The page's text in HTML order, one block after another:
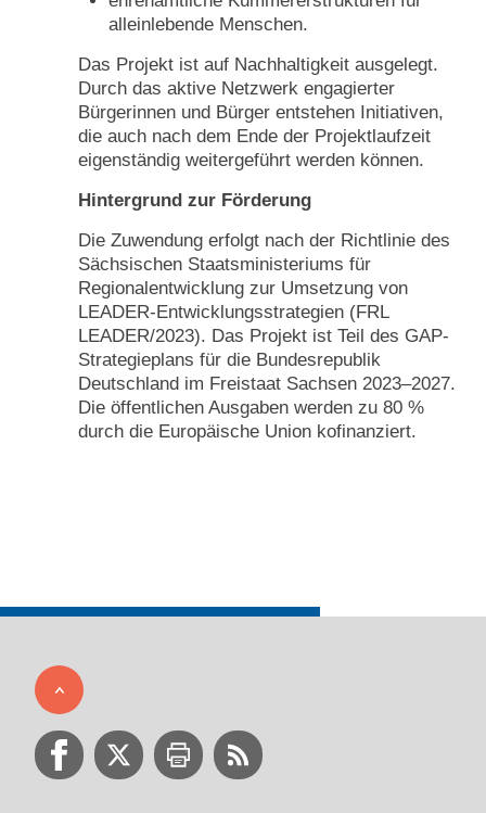
alleinlebende Menschen.
Das Projekt ist auf Nachhaltigkeit ausgelegt.
Durch das aktive Netzwerk engagierter
Bürgerinnen und Bürger entstehen Initiativen,
die auch nach dem Ende der Projektlaufzeit
eigenständig weitergeführt werden können.
Hintergrund zur Förderung
Die Zuwendung erfolgt nach der Richtlinie des
Sächsischen Staatsministeriums für
Regionalentwicklung zur Umsetzung von
LEADER-Entwicklungsstrategien (FRL
LEADER/2023). Das Projekt ist Teil des GAP-
Strategieplans für die Bundesrepublik
Deutschland im Freistaat Sachsen 2023–2027.
Die öffentlichen Ausgaben werden zu 80 %
durch die Europäische Union kofinanziert.